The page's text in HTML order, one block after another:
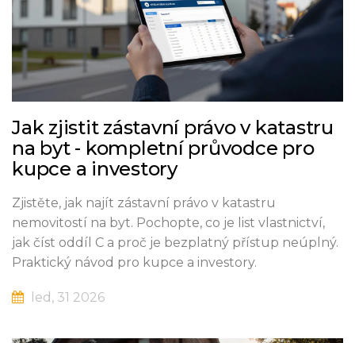
Jak zjistit zástavní právo v katastru
na byt - kompletní průvodce pro
kupce a investory
Zjistěte, jak najít zástavní právo v katastru
nemovitostí na byt. Pochopte, co je list vlastnictví,
jak číst oddíl C a proč je bezplatný přístup neúplný.
Praktický návod pro kupce a investory.
led, 31 2026